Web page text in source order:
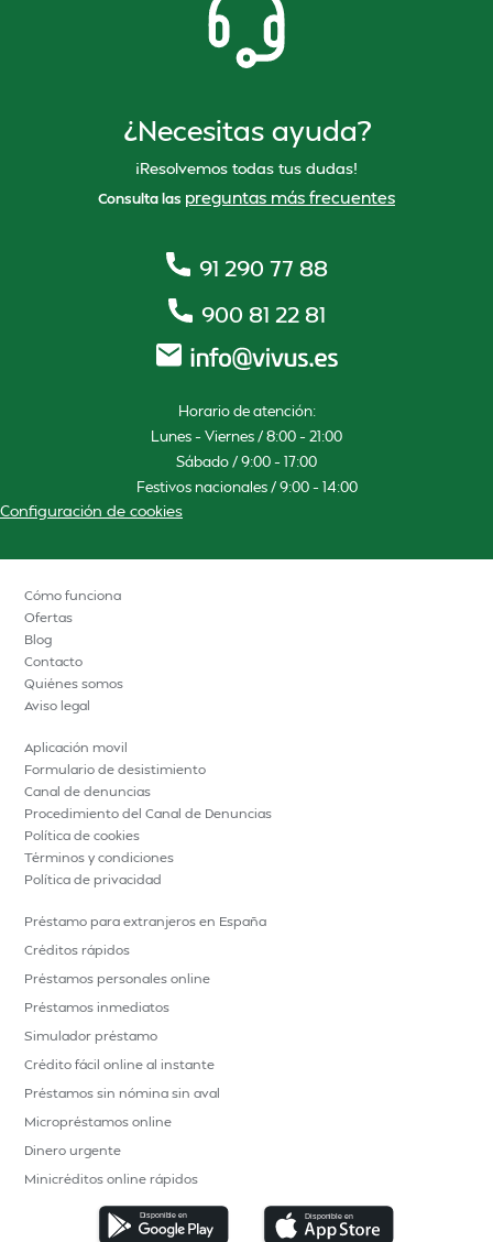
¿Necesitas ayuda?
¡Resolvemos todas tus dudas!
Consulta las preguntas más frecuentes
91 290 77 88
900 81 22 81
Horario de atención:
Lunes – Viernes / 8:00 – 21:00
Sábado / 9:00 – 17:00
Festivos nacionales / 9:00 – 14:00
Configuración de cookies
Cómo funciona
Ofertas
Blog
Contacto
Quiénes somos
Aviso legal
Aplicación movil
Formulario de desistimiento
Canal de denuncias
Procedimiento del Canal de Denuncias
Política de cookies
Términos y condiciones
Política de privacidad
Préstamo para extranjeros en España
Créditos rápidos
Préstamos personales online
Préstamos inmediatos
Simulador préstamo
Crédito fácil online al instante
Préstamos sin nómina sin aval
Micropréstamos online
Dinero urgente
Minicréditos online rápidos